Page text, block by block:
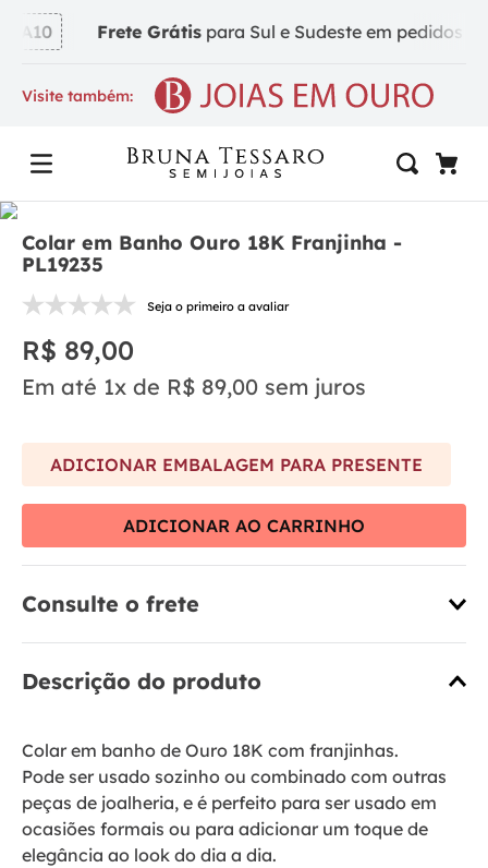
Frete Grátispara Sul e Sudeste em pedidos a
Visite também:
Colar em Banho Ouro 18K Franjinha -
PL19235
Seja o primeiro a avaliar
R$ 89,00
Em até 1x de R$ 89,00 sem juros
ADICIONAR EMBALAGEM PARA PRESENTE
ADICIONAR AO CARRINHO
Consulte o frete
Descrição do produto
Colar em banho de Ouro 18K com franjinhas.
Pode ser usado sozinho ou combinado com outras
peças de joalheria, e é perfeito para ser usado em
ocasiões formais ou para adicionar um toque de
elegância ao look do dia a dia.